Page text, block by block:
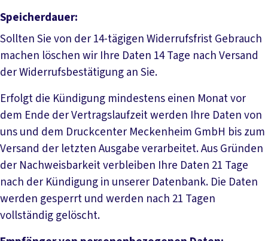
Speicherdauer:
Sollten Sie von der 14-tägigen Widerrufsfrist Gebrauch
machen löschen wir Ihre Daten 14 Tage nach Versand
der Widerrufsbestätigung an Sie.
Erfolgt die Kündigung mindestens einen Monat vor
dem Ende der Vertragslaufzeit werden Ihre Daten von
uns und dem Druckcenter Meckenheim GmbH bis zum
Versand der letzten Ausgabe verarbeitet. Aus Gründen
der Nachweisbarkeit verbleiben Ihre Daten 21 Tage
nach der Kündigung in unserer Datenbank. Die Daten
werden gesperrt und werden nach 21 Tagen
vollständig gelöscht.